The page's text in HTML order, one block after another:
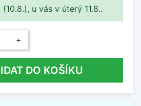
u vás v úterý 11.8..
+
DO KOŠÍKU